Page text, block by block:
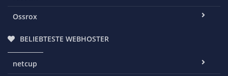
Ossrox
BELIEBTESTE WEBHOSTER
netcup